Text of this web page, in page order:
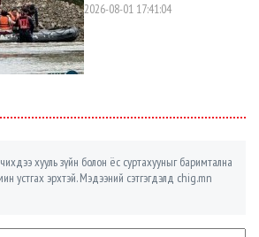
2026-08-01 17:41:04
хууль зүйн болон ёс суртахууныг баримтална
устгах эрхтэй. Мэдээний сэтгэгдэлд chig.mn